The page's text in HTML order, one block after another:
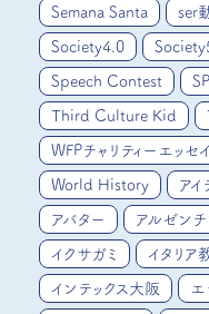
Semana Santa ser
Society4.0
Speech Contest
Third Culture Kid
WFPチャリティーエッセ
World History アイ
アバター アルゼンチ
イクサガミ イタリア
インテックス大阪